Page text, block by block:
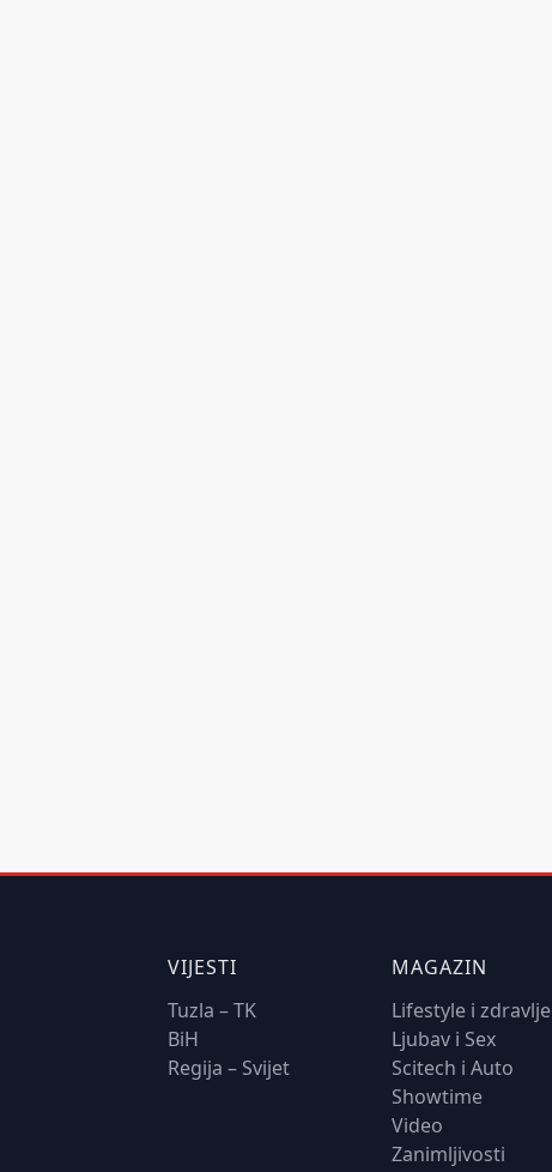
VIJESTI
Tuzla – TK
BiH
Regija – Svijet
MAGAZIN
Lifestyle i zdravlje
Ljubav i Sex
Scitech i Auto
Showtime
Video
Zanimljivosti